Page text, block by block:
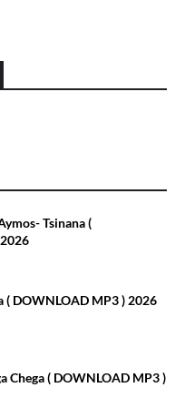
Tsinana (
( DOWNLOAD MP3 ) 2026
Chega ( DOWNLOAD MP3 )